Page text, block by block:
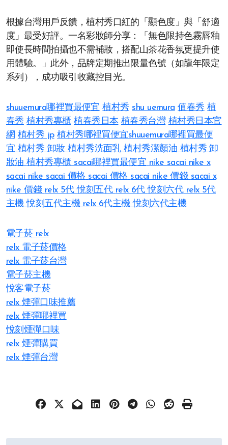
根據台灣用戶反饋，植村秀口紅的「顯色度」與「舒適
度」最受好評。一名彩妝師分享：「無色限持色霧唇釉
即使長時間拍攝也不需補妝，搭配山茶花香氛更提升使
用體驗。」此外，品牌定期推出限量色號（如龍年限定
系列），成功吸引收藏控目光。
shuuemura哪裡買最便宜 植村秀 shu uemura 值春秀 植
春秀 植村秀專櫃 植春秀日本 植春秀台灣 植村秀日本官
網 植村秀 jp 植村秀哪裡買便宜shuuemura哪裡買最便
宜 植村秀 卸妝 植村秀洗面乳 植村秀潔顏油 植村秀 卸
妝油 植村秀專櫃 sacai哪裡買最便宜 nike sacai nike x
sacai nike sacai 價格 sacai 價格 sacai nike 價錢 sacai x
nike 價錢 relx 5代 悅刻五代 relx 6代 悅刻六代 relx 5代
主機 悅刻五代主機 relx 6代主機 悅刻六代主機
電子菸 relx
relx 電子菸價格
relx 電子菸台灣
電子菸主機
悅客電子菸
relx 煙彈口味推薦
relx 煙彈哪裡買
悅刻煙彈口味
relx 煙彈購買
relx 煙彈台灣